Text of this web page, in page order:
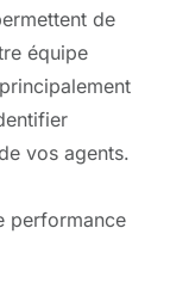
de
équipe
vos agents.
performance